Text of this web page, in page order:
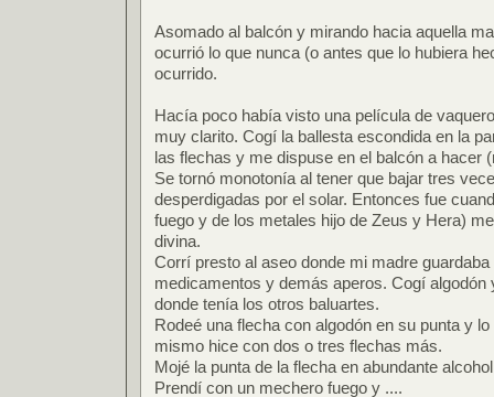
Asomado al balcón y mirando hacia aquella
ocurrió lo que nunca (o antes que lo hubiera
ocurrido.
Hacía poco había visto una película de
muy clarito. Cogí la ballesta escondida en la
las flechas y me dispuse en el balcón a hacer
Se tornó monotonía al tener que bajar tres
desperdigadas por el solar. Entonces fue
fuego y de los metales hijo de Zeus y Hera)
divina.
Corrí presto al aseo donde mi madre
medicamentos y demás aperos. Cogí algodón
donde tenía los otros baluartes.
Rodeé una flecha con algodón en su punta y
mismo hice con dos o tres flechas más.
Mojé la punta de la flecha en abundante
Prendí con un mechero fuego y ....